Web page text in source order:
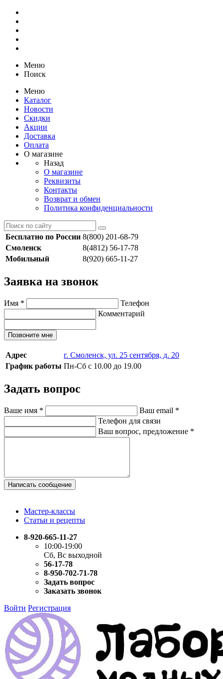
Меню
Поиск
Меню
Каталог
Новости
Скидки
Акции
Доставка
Оплата
О магазине
Назад
О магазине
Реквизиты
Контакты
Возврат и обмен
Политика конфиденциальности
Бесплатно по России 8(800) 201-68-79
Смоленск
8(4812) 56-17-78
Мобильный
8(920) 665-11-27
Заявка на звонок
Имя *
Телефон
Комментарий
Позвоните мне
Адрес
г. Смоленск, ул. 25 сентября, д. 20
График работы Пн-Сб с 10.00 до 19.00
Задать вопрос
Ваше имя * Ваш email *
Телефон для связи
Ваш вопрос, предложение *
Написать сообщение
Мастер-классы
Статьи и рецепты
8-920-665-11-27
10:00-19:00
Сб, Вс выходной
56-17-78
8-950-702-71-78
Задать вопрос
Заказать звонок
Войти Регистрация